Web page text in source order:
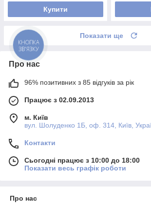
Купити
Показати ще
Про нас
96% позитивних з 85 відгуків за рік
Працює з 02.09.2013
м. Київ
вул. Шолуденко 1Б, оф. 314, Київ,
Контакти
Сьогодні працює з 10:00 до 18:00
Показати весь графік роботи
Про нас